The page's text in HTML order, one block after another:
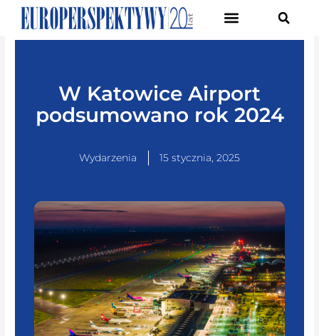
W Katowice Airport
podsumowano rok 2024
Wydarzenia 15 stycznia, 2025